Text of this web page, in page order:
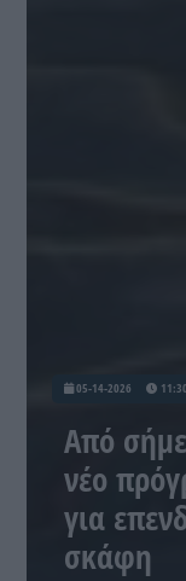
05-14-2026 11:30
Από
νέο
για
σκάφη